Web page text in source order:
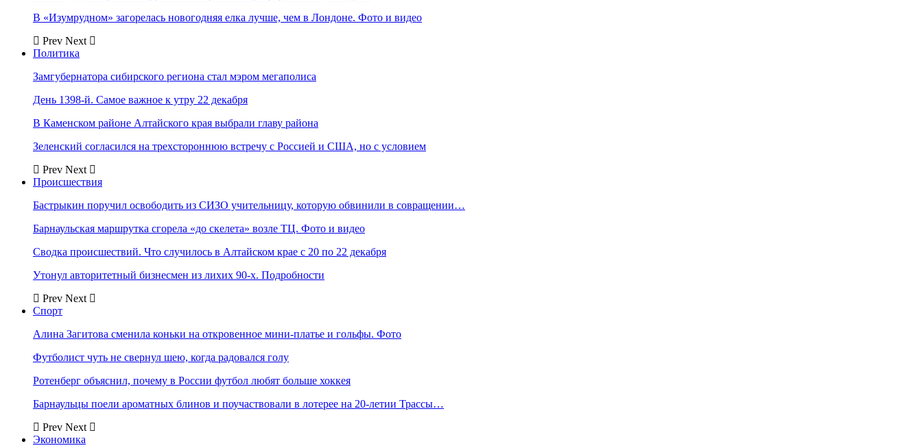
В «Изумрудном» загорелась новогодняя елка лучше, чем в Лондоне. Фото и видео
Prev Next
Политика
Замгубернатора сибирского региона стал мэром мегаполиса
День 1398-й. Самое важное к утру 22 декабря
В Каменском районе Алтайского края выбрали главу района
Зеленский согласился на трехстороннюю встречу с Россией и США, но с условием
Prev Next
Происшествия
Бастрыкин поручил освободить из СИЗО учительницу, которую обвинили в совращении…
Барнаульская маршрутка сгорела «до скелета» возле ТЦ. Фото и видео
Сводка происшествий. Что случилось в Алтайском крае с 20 по 22 декабря
Утонул авторитетный бизнесмен из лихих 90-х. Подробности
Prev Next
Спорт
Алина Загитова сменила коньки на откровенное мини-платье и гольфы. Фото
Футболист чуть не свернул шею, когда радовался голу
Ротенберг объяснил, почему в России футбол любят больше хоккея
Барнаульцы поели ароматных блинов и поучаствовали в лотерее на 20-летии Трассы…
Prev Next
Экономика